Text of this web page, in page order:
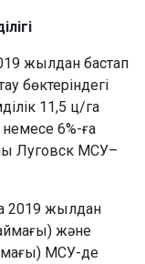
жылдан бастап
бөктеріндегі
11,5 ц/га
немесе 6%-ға
Луговск МСУ–
2019 жылдан
және
МСУ-де